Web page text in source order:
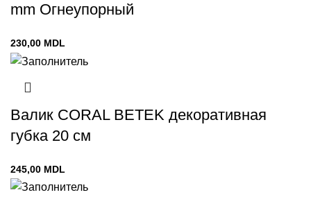
mm Огнеупорный
230,00 MDL
Валик CORAL BETEK декоративная
губка 20 см
245,00 MDL